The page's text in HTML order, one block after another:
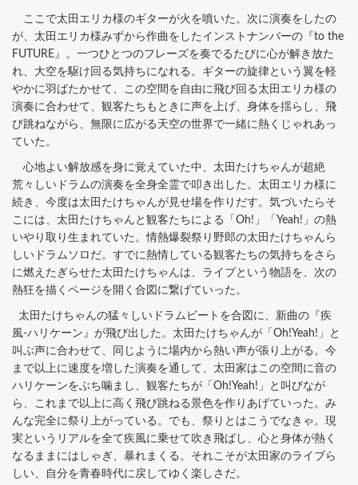
ここで太田エリカ様のギターが火を噴いた。次に演奏をしたの
が、太田エリカ様みずから作曲をしたインストナンバーの『to the
FUTURE』。一つひとつのフレーズを奏でるたびに心が解き放た
れ、大空を駆け回る気持ちになれる。ギターの旋律という翼を軽
やかに羽ばたかせて、この空間を自由に飛び回る太田エリカ様の
演奏に合わせて、観客たちもときに声を上げ、身体を揺らし、飛
び跳ねながら、無限に広がる天空の世界で一緒に熱くじゃれあっ
ていた。
心地よい解放感を身に覚えていた中、太田たけちゃんが超絶
荒々しいドラムの演奏を全身全霊で叩き出した。太田エリカ様に
続き、今度は太田たけちゃんが見せ場を作りだす。気づいたらそ
こには、太田たけちゃんと観客たちによる「Oh!」「Yeah!」の熱
いやり取り生まれていた。情熱爆裂祭り野郎の太田たけちゃんら
しいドラムソロだ。すでに熱情している観客たちの気持ちをさら
に燃えたぎらせた太田たけちゃんは、ライブという物語を、次の
熱狂を描くページを開く合図に繋げていった。
太田たけちゃんの猛々しいドラムビートを合図に、新曲の『疾
風-ハリケーン』が飛び出した。太田たけちゃんが「Oh!Yeah!」と
叫ぶ声に合わせて、同じように場内から熱い声が張り上がる。今
まで以上に速度を増した演奏を通して、太田家はこの空間に音の
ハリケーンをぶち噛まし、観客たちが「Oh!Yeah!」と叫びなが
ら、これまで以上に高く飛び跳ねる景色を作りあげていった。み
んな完全に祭り上がっている。でも、祭りとはこうでなきゃ。現
実というリアルを全て疾風に乗せて吹き飛ばし、心と身体が熱く
なるままにはしゃぎ、暴れまくる。それこそが太田家のライブら
しい、自分を青春時代に戻してゆく楽しさだ。